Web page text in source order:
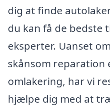
dig at finde
du kan få de bedste
eksperter. Uanset
skånsom reparation
omlakering, har vi
hjælpe dig med at